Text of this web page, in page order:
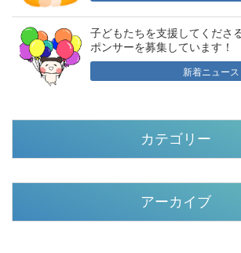
子どもたちを支援してくださ
ポンサーを募集しています！
新着ニュース
カテゴリー
アーカイブ